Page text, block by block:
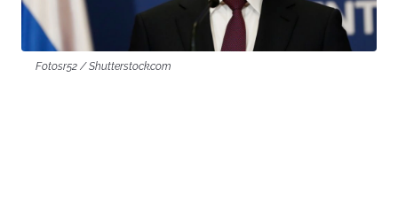
Fotosr52 / Shutterstock.com